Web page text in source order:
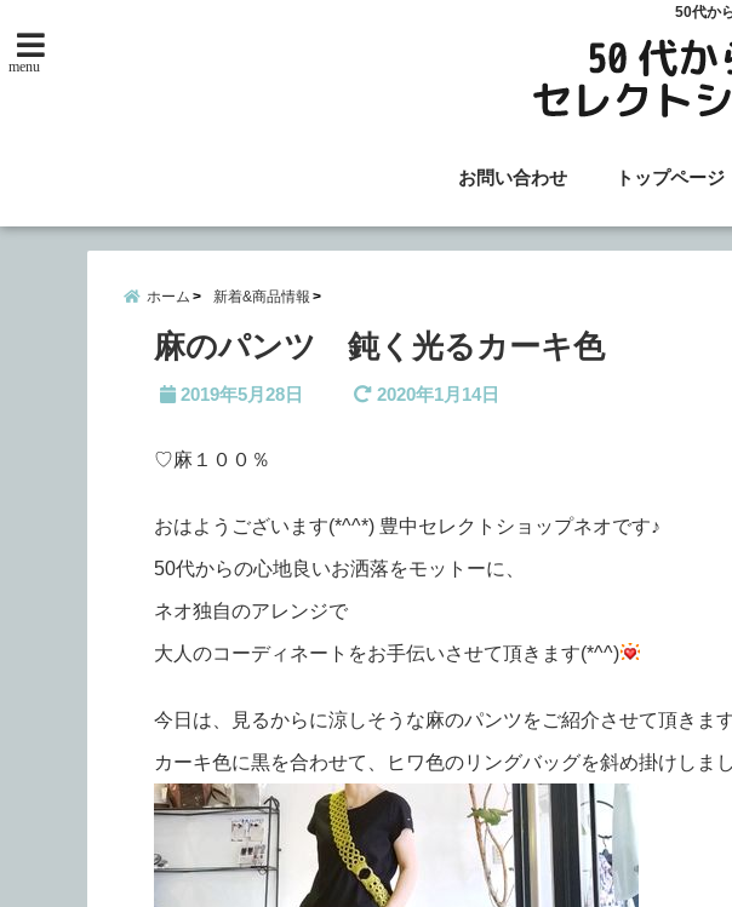
50代か
menu
お問い合わせ トップページ
ホーム 新着&商品情報
麻のパンツ 鈍く光るカーキ色
2019年5月28日 2020年1月14日
♡麻１００％
おはようございます(*^^*) 豊中セレクトショップネオです♪
50代からの心地良いお洒落をモットーに、
ネオ独自のアレンジで
大人のコーディネートをお手伝いさせて頂きます(*^^)
今日は、見るからに涼しそうな麻のパンツをご紹介させて頂きます
カーキ色に黒を合わせて、ヒワ色のリングバッグを斜め掛けしまし